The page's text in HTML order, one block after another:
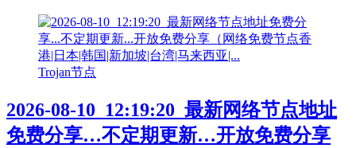
Trojan节点
2026-08-10_12:19:20_最新网络节点地址
免费分享…不定期更新…开放免费分享